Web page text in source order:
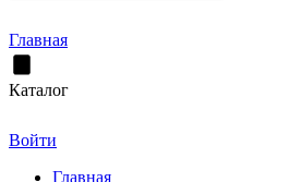
Главная
Каталог
Войти
Главная